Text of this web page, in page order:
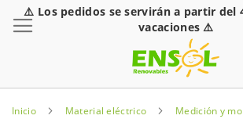
⚠️ Los pedidos se servirán a partir del
vacaciones ⚠️
Inicio Material eléctrico
Medición y